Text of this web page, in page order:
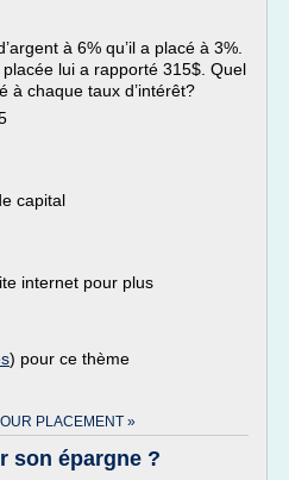
à 6% qu’il a placé à 3%.
lui a rapporté 315$. Quel
à chaque taux d’intérêt?
capital
internet pour plus
) pour ce thème
PLACEMENT »
son épargne ?